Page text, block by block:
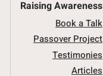
Raising Awareness
Book a Talk
Passover Project
Testimonies
Articles